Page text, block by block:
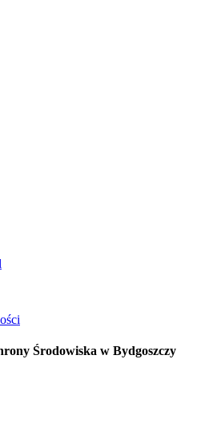
Środowiska w Bydgoszczy